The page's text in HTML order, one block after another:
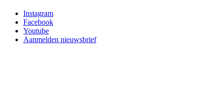
Instagram
Facebook
Youtube
Aanmelden nieuwsbrief